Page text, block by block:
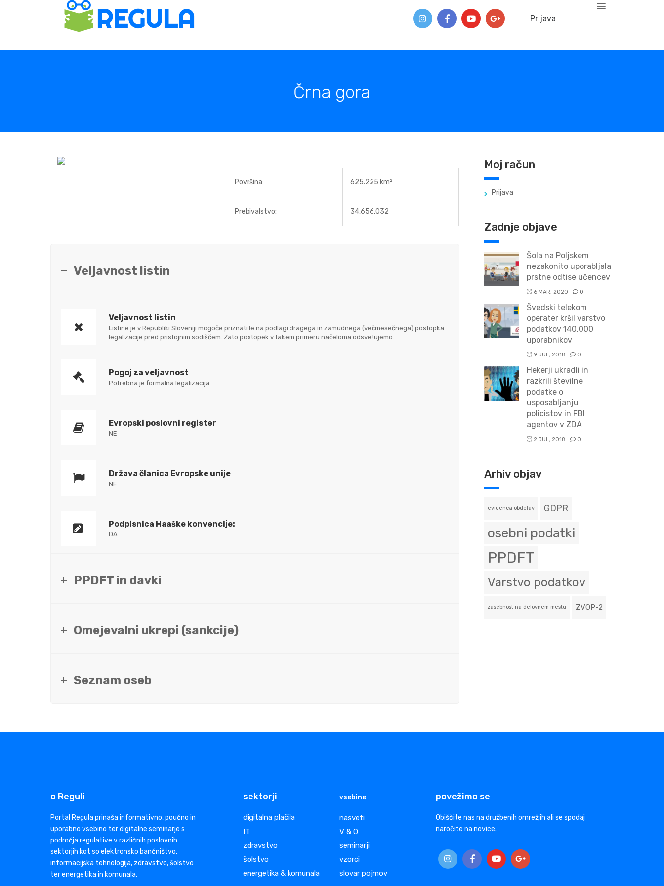
Prijava
Črna gora
Površina: 625.225 km²
Prebivalstvo: 34,656,032
Veljavnost listin
Veljavnost listin
Listine je v Republiki Sloveniji mogoče priznati le na podlagi dragega in zamudnega (večmesečnega) postopka
legalizacije pred pristojnim sodiščem. Zato postopek v takem primeru načeloma odsvetujemo.
Pogoj za veljavnost
Potrebna je formalna legalizacija
Evropski poslovni register
NE
Država članica Evropske unije
NE
Podpisnica Haaške konvencije:
DA
PPDFT in davki
Omejevalni ukrepi (sankcije)
Seznam oseb
Moj račun
Prijava
Zadnje objave
Šola na Poljskem
nezakonito uporabljala
prstne odtise učencev
6 MAR, 2020 0
Švedski telekom
operater kršil varstvo
podatkov 140.000
uporabnikov
9 JUL, 2018 0
Hekerji ukradli in
razkrili številne
podatke o
usposabljanju
policistov in FBI
agentov v ZDA
2 JUL, 2018 0
Arhiv objav
evidenca obdelav GDPR
osebni podatki
PPDFT
Varstvo podatkov
zasebnost na delovnem mestu ZVOP-2
o Reguli
Portal Regula prinaša informativno, poučno in
uporabno vsebino ter digitalne seminarje s
področja regulative v različnih poslovnih
sektorjih kot so elektronsko bančništvo,
informacijska tehnologija, zdravstvo, šolstvo
ter energetika in komunala.
sektorji
digitalna plačila
IT
zdravstvo
šolstvo
energetika & komunala
vsebine
nasveti
V & O
seminarji
vzorci
slovar pojmov
povežimo se
Obiščite nas na družbenih omrežjih ali se spodaj
naročite na novice.